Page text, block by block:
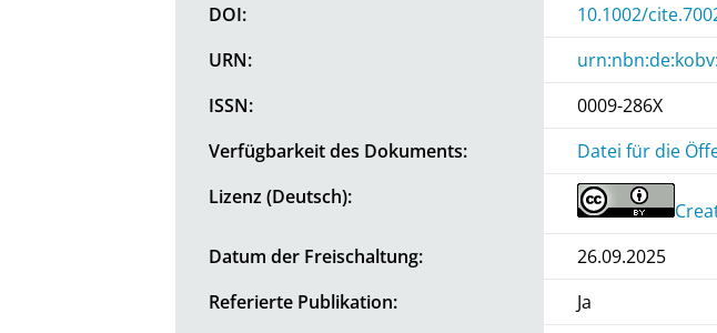
DOI:
10.1002/
URN:
ISSN:
0009-286X
Verfügbarkeit des Dokuments:
Datei für die
Lizenz (Deutsch):
Datum der Freischaltung:
26.09.2025
Referierte Publikation:
Ja